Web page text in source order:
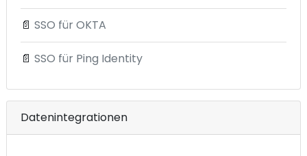
📄 SSO für OKTA
📄 SSO für Ping Identity
Datenintegrationen